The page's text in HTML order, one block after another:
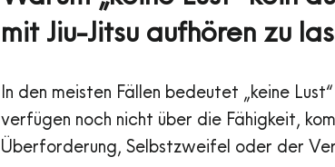
mit Jiu-Jitsu aufhören zu
In den meisten Fällen bedeutet „keine
verfügen noch nicht über die Fähigkeit,
Überforderung, Selbstzweifel oder der